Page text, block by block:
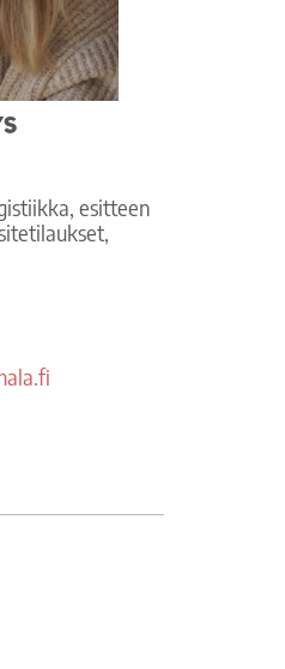
esitteen